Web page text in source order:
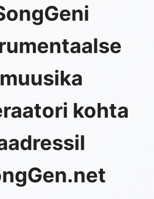
muusika
kohta